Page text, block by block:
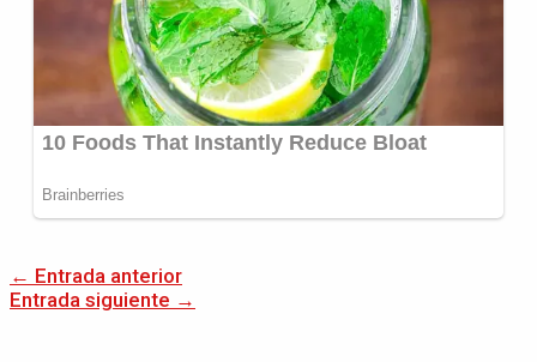
← Entrada anterior
Entrada siguiente →